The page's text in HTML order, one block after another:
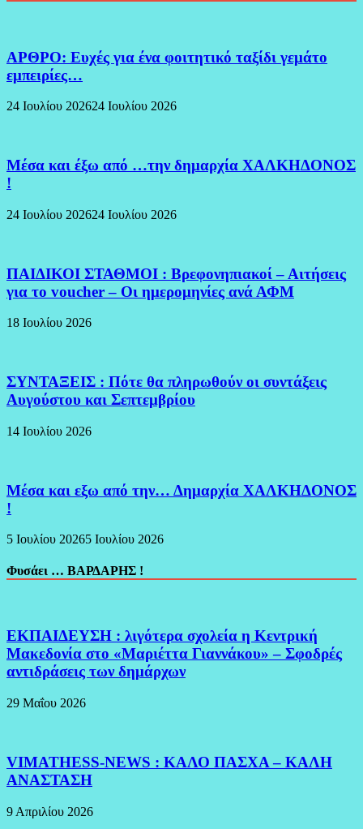
ΑΡΘΡΟ: Ευχές για ένα φοιτητικό ταξίδι γεμάτο
εμπειρίες…
24 Ιουλίου 202624 Ιουλίου 2026
Μέσα και έξω από …την δημαρχία ΧΑΛΚΗΔΟΝΟΣ
!
24 Ιουλίου 202624 Ιουλίου 2026
ΠΑΙΔΙΚΟΙ ΣΤΑΘΜΟΙ : Βρεφονηπιακοί – Αιτήσεις
για το voucher – Οι ημερομηνίες ανά ΑΦΜ
18 Ιουλίου 2026
ΣΥΝΤΑΞΕΙΣ : Πότε θα πληρωθούν οι συντάξεις
Αυγούστου και Σεπτεμβρίου
14 Ιουλίου 2026
Μέσα και εξω από την… Δημαρχία ΧΑΛΚΗΔΟΝΟΣ
!
5 Ιουλίου 20265 Ιουλίου 2026
Φυσάει … ΒΑΡΔΑΡΗΣ !
ΕΚΠΑΙΔΕΥΣΗ : λιγότερα σχολεία η Κεντρική
Μακεδονία στο «Μαριέττα Γιαννάκου» – Σφοδρές
αντιδράσεις των δημάρχων
29 Μαΐου 2026
VIMATHESS-NEWS : ΚΑΛΟ ΠΑΣΧΑ – ΚΑΛΗ
ΑΝΑΣΤΑΣΗ
9 Απριλίου 2026